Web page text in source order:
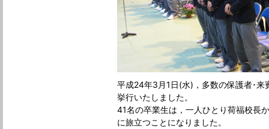
平成24年3月1日(水)，多数の保護者･
挙行いたしました。
41名の卒業生は，一人ひとり荷福校長
に旅立つことになりました。